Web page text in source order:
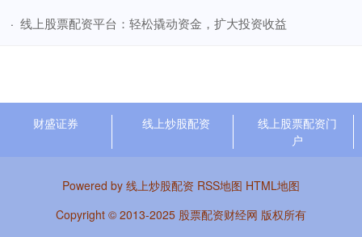
· ​线上股票配资平台：轻松撬动资金，扩大投资收益
财盛证券 线上炒股配资
线上股票配资门
户
Powered by 线上炒股配资 RSS地图 HTML地图
Copyright © 2013-2025 股票配资财经网 版权所有